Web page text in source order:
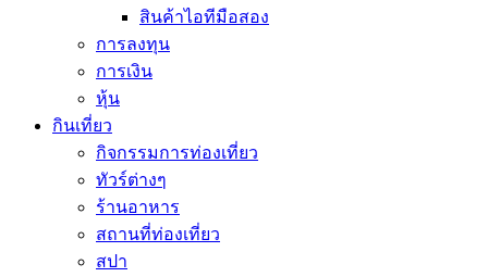
สินค้าไอทีมือสอง
การลงทุน
การเงิน
หุ้น
กินเที่ยว
กิจกรรมการท่องเที่ยว
ทัวร์ต่างๆ
ร้านอาหาร
สถานที่ท่องเที่ยว
สปา